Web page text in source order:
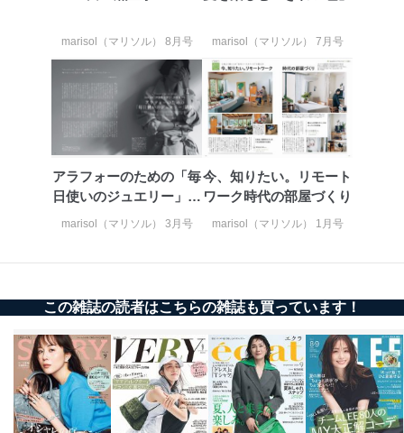
marisol（マリソル） 8月号 marisol（マリソル） 7月号
アラフォーのための「毎
日使いのジュエリー」講
座
marisol（マリソル） 3月号
今、知りたい。リモート
ワーク時代の部屋づくり
marisol（マリソル） 1月号
この雑誌の読者はこちらの雑誌も買っています！